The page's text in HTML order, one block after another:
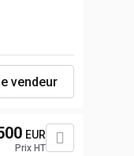
vendeur
EUR
Prix HT